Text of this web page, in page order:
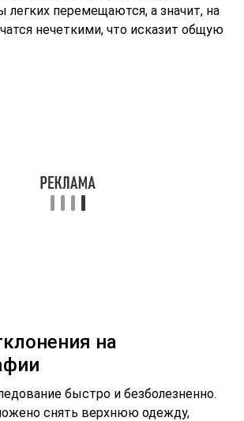
легких перемещаются, а значит, на
нечеткими, что исказит общую
на
быстро и безболезненно.
снять верхнюю одежду,